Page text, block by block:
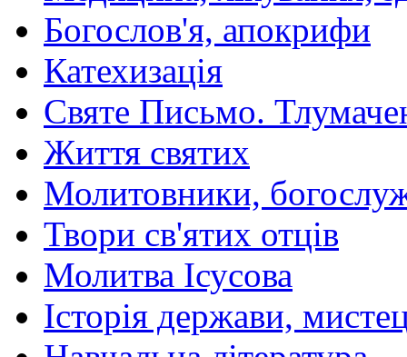
Богослов'я, апокрифи
Катехизація
Святе Письмо.
Життя святих
Молитовники,
Твори св'ятих отців
Молитва Ісусова
Історія держави,